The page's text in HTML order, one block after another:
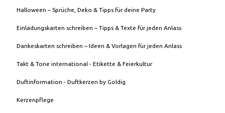
Halloween – Sprüche, Deko & Tipps für deine Party
Einladungskarten schreiben – Tipps & Texte für jeden Anlass
Dankeskarten schreiben – Ideen & Vorlagen für jeden Anlass
Takt & Tone international - Etikette & Feierkultur
Duftinformation - Duftkerzen by Goldig
Kerzenpflege